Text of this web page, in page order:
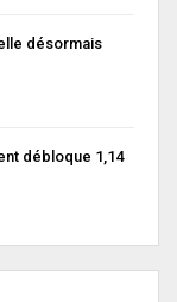
désormais
débloque 1,14